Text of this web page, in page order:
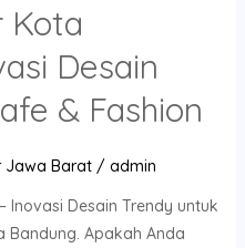
Kota
Desain
& Fashion
Jawa Barat/ admin
Inovasi Desain Trendy untuk
Bandung. Apakah Anda